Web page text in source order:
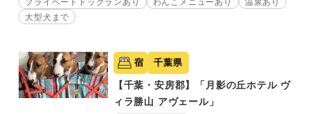
大型犬まで
宿 千葉県
【千葉・安房郡】「月影の丘ホテル ヴ
ィラ勝山 アヴェール」